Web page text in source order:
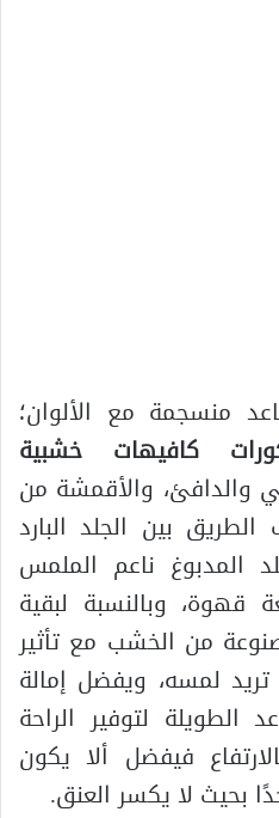
منسجمة مع الألوان؛
كافيهات خشبية
والدافئ، والأقمشة من
بين الجلد البارد
المدبوغ ناعم الملمس
وبالنسبة لبقية
من الخشب مع تأثير
لمسه، ويفضل إمالة
الطويلة لتوفير الراحة
فيفضل ألا يكون
بحيث لا يكسر العنق.